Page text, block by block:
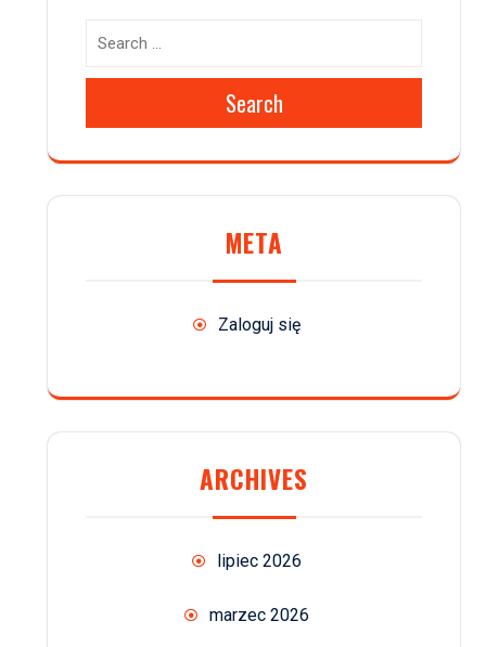
Search
META
Zaloguj się
ARCHIVES
lipiec 2026
marzec 2026